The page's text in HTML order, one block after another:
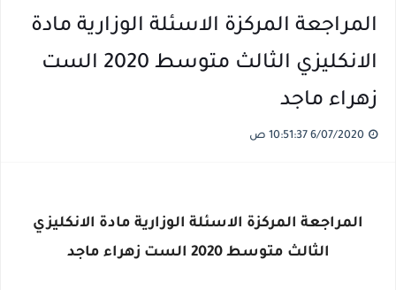
المراجعة المركزة الاسئلة الوزارية مادة
الانكليزي الثالث متوسط 2020 الست
زهراء ماجد
المراجعة المركزة الاسئلة الوزارية مادة الانكليزي
الثالث متوسط 2020 الست زهراء ماجد